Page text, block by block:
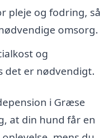
pleje og fodring, så
omsorg.
og
det er nødvendigt.
i Græse
at din hund får en